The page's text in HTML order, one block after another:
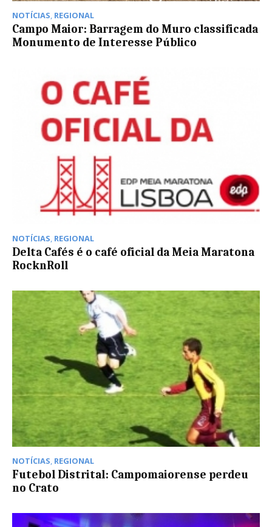
NOTÍCIAS, REGIONAL
Campo Maior: Barragem do Muro classificada
Monumento de Interesse Público
NOTÍCIAS REGIONAL
Delta Cafés é o café oficial da Meia Maratona
RocknRoll
NOTÍCIAS REGIONAL
Futebol Distrital: Campomaiorense perdeu
no Crato